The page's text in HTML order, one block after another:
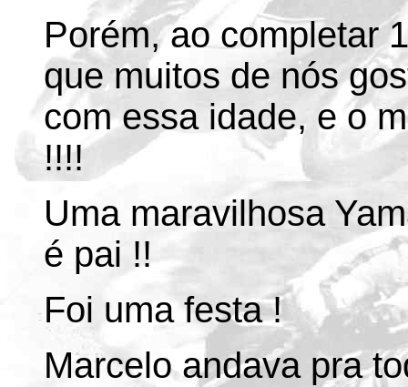
Porém, ao completar
que muitos de nós
com essa idade, e o
!!!!
Uma maravilhosa
é pai !!
Foi uma festa !
Marcelo andava pra